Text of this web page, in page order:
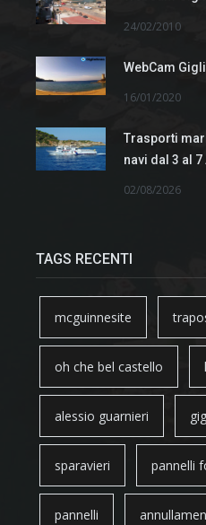
24/02/2010
WebCam
16/01/2020
Trasporti
navi dal 3 al
02/08/2026
TAGS RECENTI
mcguinnesite
oh che bel castello
alessio guarnieri
sparavieri pannelli
pannelli